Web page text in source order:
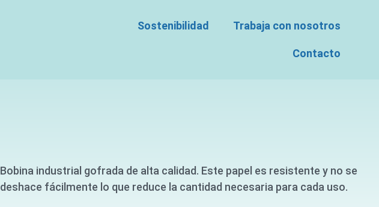
Sostenibilidad Trabaja con nosotros
Contacto
Bobina industrial gofrada de alta calidad. Este papel es resistente y no se
deshace fácilmente lo que reduce la cantidad necesaria para cada uso.